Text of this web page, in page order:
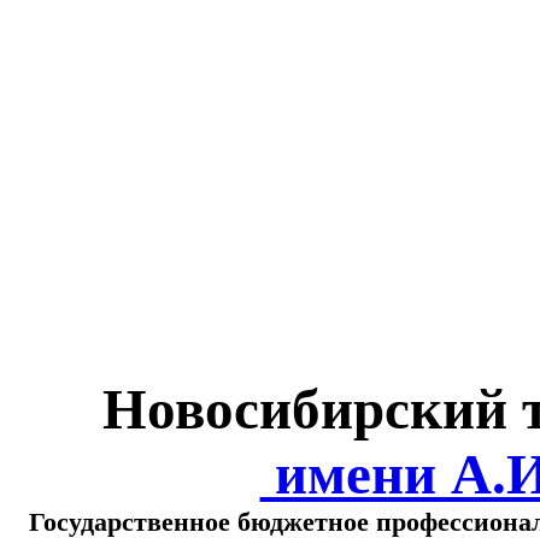
Новосибирский
имени
Государственное бюджетное